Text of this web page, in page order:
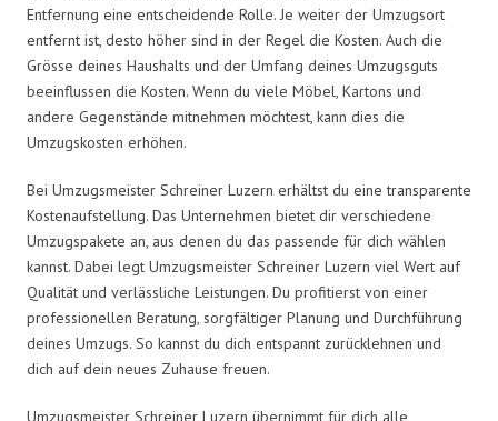
Entfernung eine entscheidende Rolle. Je weiter der Umzugsort
entfernt ist, desto höher sind in der Regel die Kosten. Auch die
Grösse deines Haushalts und der Umfang deines Umzugsguts
beeinflussen die Kosten. Wenn du viele Möbel, Kartons und
andere Gegenstände mitnehmen möchtest, kann dies die
Umzugskosten erhöhen.
Bei Umzugsmeister Schreiner Luzern erhältst du eine transparente
Kostenaufstellung. Das Unternehmen bietet dir verschiedene
Umzugspakete an, aus denen du das passende für dich wählen
kannst. Dabei legt Umzugsmeister Schreiner Luzern viel Wert auf
Qualität und verlässliche Leistungen. Du profitierst von einer
professionellen Beratung, sorgfältiger Planung und Durchführung
deines Umzugs. So kannst du dich entspannt zurücklehnen und
dich auf dein neues Zuhause freuen.
Umzugsmeister Schreiner Luzern übernimmt für dich alle